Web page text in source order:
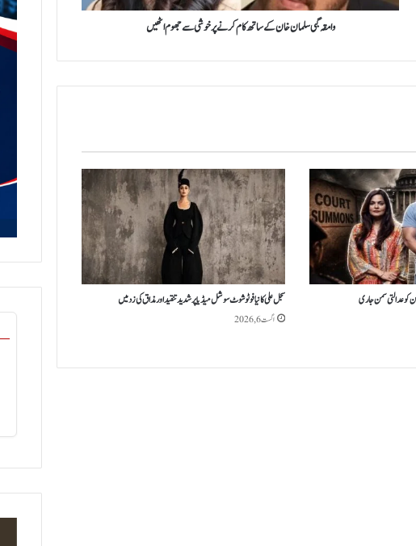
پر
جھوم
وامقہ گبی سلمان خان کے ساتھ کام کرنے پر خوشی سے جھوم اٹھیں
کو عدالتی سمن جاری سجل علی کا نیا فوٹو شوٹ سوشل میڈیا پر شدید تنقید اور مذاق کی زد میں
اگست 6, 2026